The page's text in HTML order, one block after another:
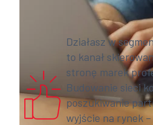
Działasz w
to kanał
stronę marek
Budowanie sieci
poszukiwanie
wyjście na rynek